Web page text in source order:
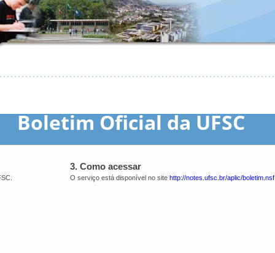
Boletim Oficial da UFSC
3. Como acessar
O serviço está disponível no sitehttp://notes.ufsc.br/aplic/boletim.nsf